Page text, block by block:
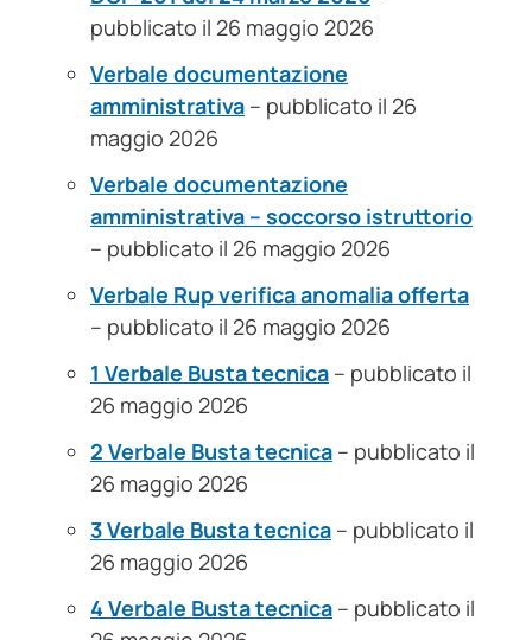
pubblicato il 26 maggio 2026
Verbale documentazione
amministrativa – pubblicato il 26
maggio 2026
Verbale documentazione
amministrativa – soccorso istruttorio
– pubblicato il 26 maggio 2026
Verbale Rup verifica anomalia offerta
– pubblicato il 26 maggio 2026
1 Verbale Busta tecnica – pubblicato il
26 maggio 2026
2 Verbale Busta tecnica – pubblicato il
26 maggio 2026
3 Verbale Busta tecnica – pubblicato il
26 maggio 2026
4 Verbale Busta tecnica – pubblicato il